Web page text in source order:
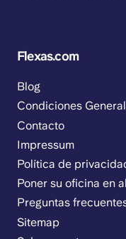
Flexas.com
Blog
Condiciones
Contacto
Impressum
Política de
Poner su oficina en
Preguntas
Sitemap